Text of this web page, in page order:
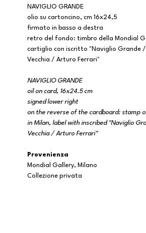
NAVIGLIO GRANDE
olio su cartoncino, cm 16x24,5
firmato in basso a destra
retro del fondo: timbro della Mondial
cartiglio con iscritto "Naviglio Grande /
Vecchia / Arturo Ferrari"
NAVIGLIO GRANDE
oil on card, 16x24.5 cm
signed lower right
on the reverse of the cardboard: stamp
in Milan, label with inscribed "Naviglio
Vecchia / Arturo Ferrari"
Provenienza
Mondial Gallery, Milano
Collezione privata